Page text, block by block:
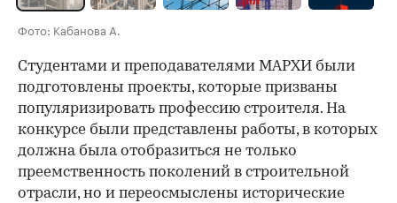
Фото: Кабанова А.
Студентами и преподавателями МАРХИ были
подготовлены проекты, которые призваны
популяризировать профессию строителя. На
конкурсе были представлены работы, в которых
должна была отобразиться не только
преемственность поколений в строительной
отрасли, но и переосмыслены исторические